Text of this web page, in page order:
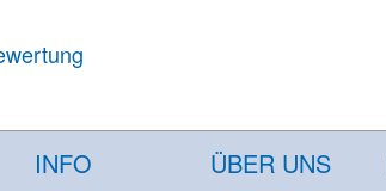
INFO ÜBER UNS